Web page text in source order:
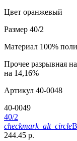
Цвет оранжевый
Размер 40/2
Материал 100%
Прочее разрывная
на 14,16%
Артикул 40-0048
40-0049
40/2
checkmark_alt_circle
244.45 р.